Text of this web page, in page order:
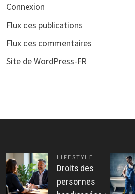
Connexion
Flux des publications
Flux des commentaires
Site de WordPress-FR
LIFESTYLE
Droits des
personnes